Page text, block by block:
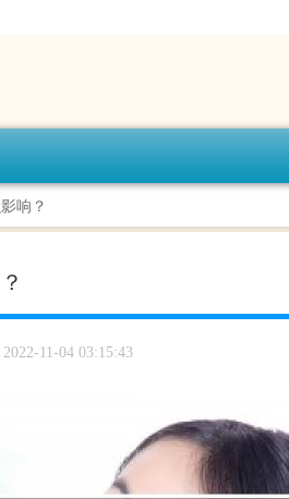
响？
2022-11-04 03:15:43